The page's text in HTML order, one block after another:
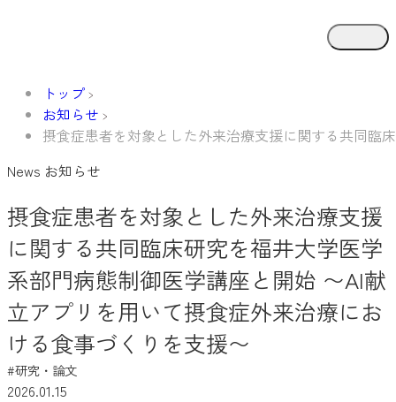
トップ
お知らせ
摂食症患者を対象とした外来治療支援に関する共同臨
News お知らせ
摂食症患者を対象とした外来治療支援
に関する共同臨床研究を福井大学医学
系部門病態制御医学講座と開始 〜AI献
立アプリを用いて摂食症外来治療にお
ける食事づくりを支援〜
#研究・論文
2026.01.15